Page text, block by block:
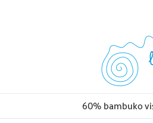
60% bambuko